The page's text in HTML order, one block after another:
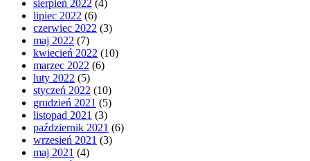
sierpień 2022 (4)
lipiec 2022 (6)
czerwiec 2022 (3)
maj 2022 (7)
kwiecień 2022 (10)
marzec 2022 (6)
luty 2022 (5)
styczeń 2022 (10)
grudzień 2021 (5)
listopad 2021 (3)
październik 2021 (6)
wrzesień 2021 (3)
maj 2021 (4)